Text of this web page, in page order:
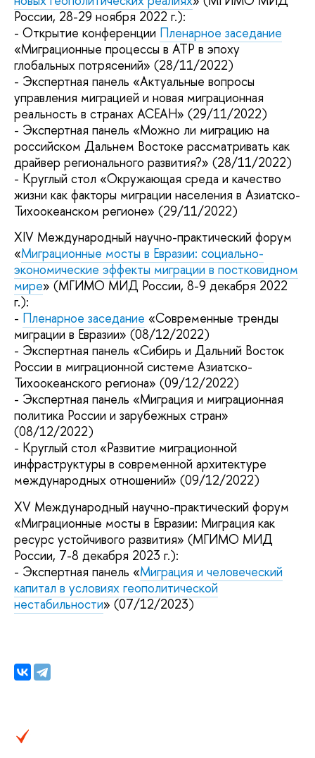
России, 28-29 ноября 2022 г.):
- Открытие конференции Пленарное заседание
«Миграционные процессы в АТР в эпоху
глобальных потрясений» (28/11/2022)
- Экспертная панель «Актуальные вопросы
управления миграцией и новая миграционная
реальность в странах АСЕАН» (29/11/2022)
- Экспертная панель «Можно ли миграцию на
российском Дальнем Востоке рассматривать как
драйвер регионального развития?» (28/11/2022)
- Круглый стол «Окружающая среда и качество
жизни как факторы миграции населения в Азиатско-
Тихоокеанском регионе» (29/11/2022)
XIV Международный научно-практический форум
«Миграционные мосты в Евразии: социально-
экономические эффекты миграции в постковидном
мире» (МГИМО МИД России, 8-9 декабря 2022
г.):
- Пленарное заседание «Современные тренды
миграции в Евразии» (08/12/2022)
- Экспертная панель «Сибирь и Дальний Восток
России в миграционной системе Азиатско-
Тихоокеанского региона» (09/12/2022)
- Экспертная панель «Миграция и миграционная
политика России и зарубежных стран»
(08/12/2022)
- Круглый стол «Развитие миграционной
инфраструктуры в современной архитектуре
международных отношений» (09/12/2022)
XV Международный научно-практический форум
«Миграционные мосты в Евразии: Миграция как
ресурс устойчивого развития» (МГИМО МИД
России, 7-8 декабря 2023 г.):
- Экспертная панель «Миграция и человеческий
капитал в условиях геополитической
нестабильности» (07/12/2023)